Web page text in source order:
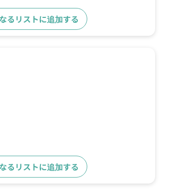
るリストに追加する
るリストに追加する